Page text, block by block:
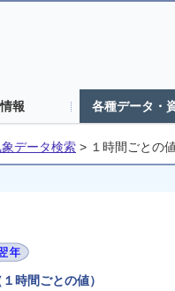
報 各種データ・
データ検索 > １時間ごとの
時間ごとの値）